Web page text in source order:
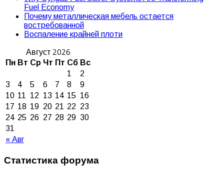
Fuel Economy
Почему металлическая мебель остается
востребованной
Воспаление крайней плоти
Август 2026
Пн Вт Ср Чт Пт Сб Вс
« Авг
1
2
3
4 5 6 7 8
9
10 11 12 13 14 15 16
17 18 19 20 21 22 23
24 25 26 27 28 29 30
31
Статистика форума